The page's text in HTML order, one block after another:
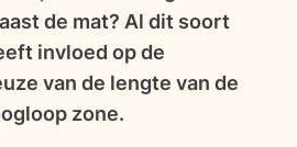
de mat? Al dit soort
invloed op de
van de lengte van de
zone.